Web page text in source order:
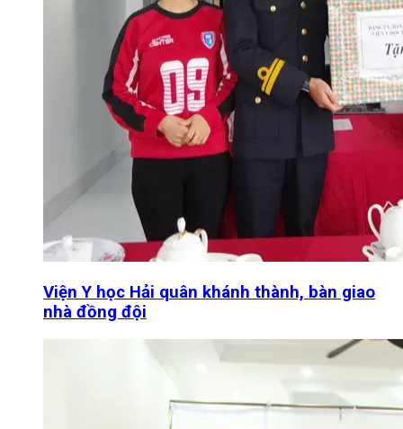
Viện Y học Hải quân khánh thành, bàn giao
nhà đồng đội